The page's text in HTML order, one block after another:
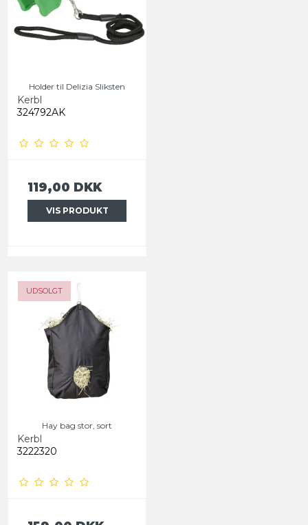
Holder til Delizia Sliksten
Kerbl
324792AK
119,00 DKK
VIS PRODUKT
UDSOLGT
Hay bag stor, sort
Kerbl
3222320